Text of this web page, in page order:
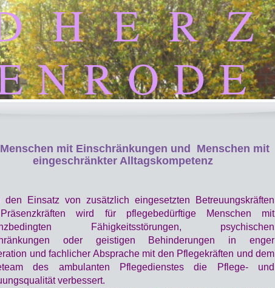
H E R Z
N R O D E
mit Einschränkungen und Menschen mit
eingeschränkter Alltagskompetenz
den Einsatz von zusätzlich eingesetzten Betreuungskräften
wird für pflegebedürftige Menschen mit
Fähigkeitsstörungen, psychischen
oder geistigen Behinderungen in enger
und fachlicher Absprache mit den Pflegekräften und dem
des ambulanten Pflegedienstes die Pflege- und
verbessert.